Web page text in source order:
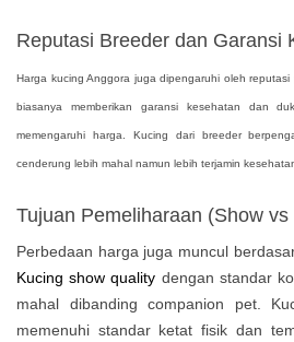
Reputasi Breeder dan Garansi
Harga kucing Anggora juga dipengaruhi oleh
biasanya memberikan garansi kesehatan dan
memengaruhi harga. Kucing dari breeder
cenderung lebih mahal namun lebih terjamin
Tujuan Pemeliharaan (Show
Perbedaan harga juga muncul
Kucing show quality dengan standar
mahal dibanding companion pet.
memenuhi standar ketat fisik dan